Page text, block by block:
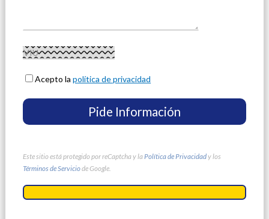
Acepto lapolítica de privacidad
Este sitio está protegido por reCaptcha y la Política de Privacidady los
Términos de Serviciode Google.